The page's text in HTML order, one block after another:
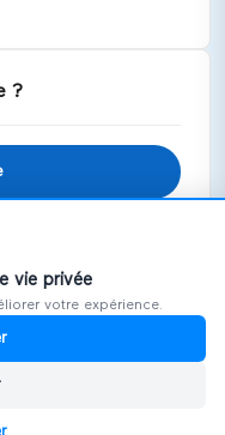
ou des différentes
?
salons
vie privée
votre expérience.